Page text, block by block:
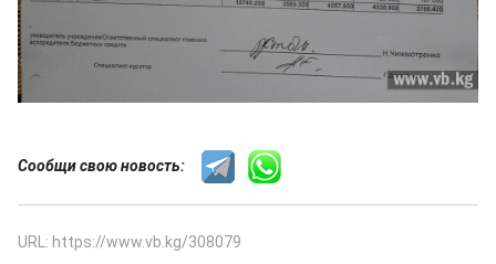
Сообщи свою новость:
URL: https://www.vb.kg/308079